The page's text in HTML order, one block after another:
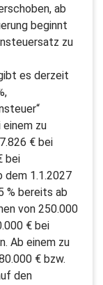
ab
beginnt
zu
es derzeit
zu
€ bei
bei
dem 1.1.2027
% bereits ab
von 250.000
€ bei
Ab einem zu
€ bzw.
den